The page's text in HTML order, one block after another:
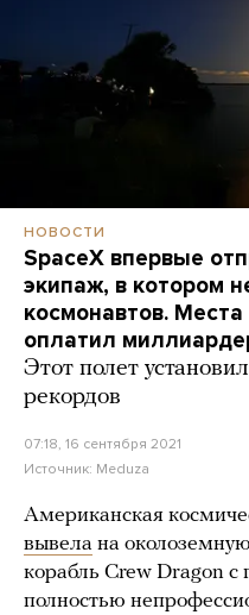
НОВОСТИ
SpaceX впервые
экипаж, в котором
космонавтов.
оплатил
Этот полет
рекордов
07:18, 16 сентября 2021
Источник: Meduza
Американская
вывела на
корабль Crew Dragon
полностью